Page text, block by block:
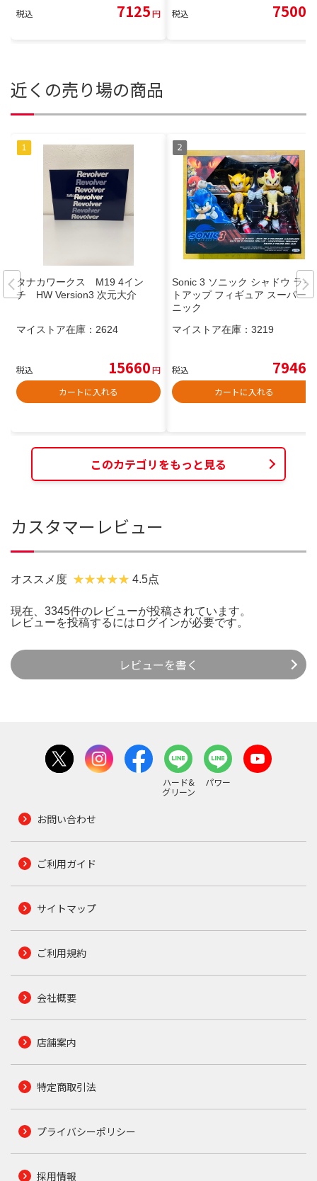
税込 7125円 税込 7500
近くの売り場の商品
タナカワークス M19 4イン
チ HW Version3 次元大介
マイストア在庫： 2624
税込 15660円
カートに入れる
Sonic 3 ソニック シャドウ ライ
トアップ フィギュア スーパーソ
ニック
マイストア在庫： 3219
税込 7946
カートに入れる
このカテゴリをもっと見る
カスタマーレビュー
オススメ度 4.5点
現在、3345件のレビューが投稿されています。
レビューを投稿するには ログインが必要です。
レビューを書く
ハード&
グリーン
パワー
お問い合わせ
ご利用ガイド
サイトマップ
ご利用規約
会社概要
店舗案内
特定商取引法
プライバシーポリシー
採用情報